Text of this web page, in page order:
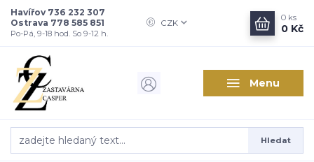
Menu
CZK
Hledat
Havířov 736 232 307
Ostrava 778 585 851
Po-Pá, 9-18 hod. So 9-12 h.
0 ks
0 Kč